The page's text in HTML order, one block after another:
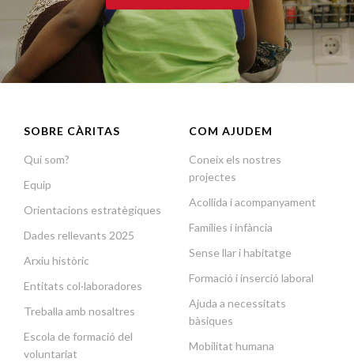
SOBRE CÀRITAS
Qui som?
Equip
Orientacions estratègiques
Dades rellevants 2025
Arxiu històric
Entitats col·laboradores
Treballa amb nosaltres
Escola de formació del
voluntariat
COM AJUDEM
Coneix els nostres
projectes
Acollida i acompanyament
Famílies i infància
Sense llar i habitatge
Formació i inserció laboral
Ajuda a necessitats
bàsiques
Mobilitat humana